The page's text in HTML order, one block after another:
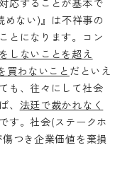
めない)』は不祥事の
とになります。コン
しないことを超え
買わないことだといえ
も、往々にして社会
法廷で裁かれなく
す。社会(ステークホ
つき企業価値を棄損